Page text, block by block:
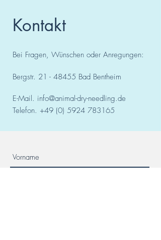
Kontakt
Bei Fragen, Wünschen oder Anregungen:
Bergstr. 21 - 48455 Bad Bentheim
E-Mail. info@animal-dry-needling.de
Telefon. +49 (0) 5924 783165